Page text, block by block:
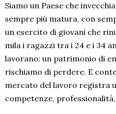
Siamo un Paese che
sempre più matura, con
un esercito di giovani che
mila i ragazzi tra i 24 e i 34
lavorano: un patrimonio di
rischiamo di perdere. E
mercato del lavoro registra
competenze,